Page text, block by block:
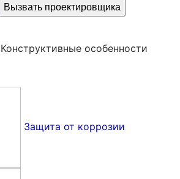
Вызвать проектировщика
Конструктивные особенности
Защита от коррозии